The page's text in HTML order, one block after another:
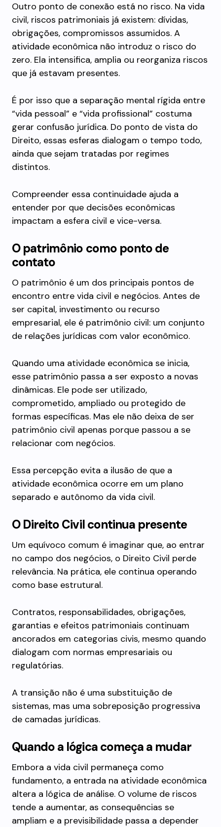
Outro ponto de conexão está no risco. Na vida
civil, riscos patrimoniais já existem: dívidas,
obrigações, compromissos assumidos. A
atividade econômica não introduz o risco do
zero. Ela intensifica, amplia ou reorganiza riscos
que já estavam presentes.
É por isso que a separação mental rígida entre
“vida pessoal” e “vida profissional” costuma
gerar confusão jurídica. Do ponto de vista do
Direito, essas esferas dialogam o tempo todo,
ainda que sejam tratadas por regimes
distintos.
Compreender essa continuidade ajuda a
entender por que decisões econômicas
impactam a esfera civil e vice-versa.
O patrimônio como ponto de
contato
O patrimônio é um dos principais pontos de
encontro entre vida civil e negócios. Antes de
ser capital, investimento ou recurso
empresarial, ele é patrimônio civil: um conjunto
de relações jurídicas com valor econômico.
Quando uma atividade econômica se inicia,
esse patrimônio passa a ser exposto a novas
dinâmicas. Ele pode ser utilizado,
comprometido, ampliado ou protegido de
formas específicas. Mas ele não deixa de ser
patrimônio civil apenas porque passou a se
relacionar com negócios.
Essa percepção evita a ilusão de que a
atividade econômica ocorre em um plano
separado e autônomo da vida civil.
O Direito Civil continua presente
Um equívoco comum é imaginar que, ao entrar
no campo dos negócios, o Direito Civil perde
relevância. Na prática, ele continua operando
como base estrutural.
Contratos, responsabilidades, obrigações,
garantias e efeitos patrimoniais continuam
ancorados em categorias civis, mesmo quando
dialogam com normas empresariais ou
regulatórias.
A transição não é uma substituição de
sistemas, mas uma sobreposição progressiva
de camadas jurídicas.
Quando a lógica começa a mudar
Embora a vida civil permaneça como
fundamento, a entrada na atividade econômica
altera a lógica de análise. O volume de riscos
tende a aumentar, as consequências se
ampliam e a previsibilidade passa a depender